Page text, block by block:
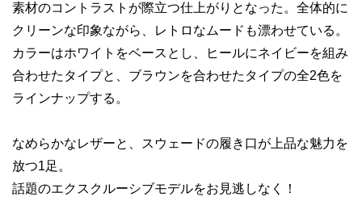
素材のコントラストが際立つ仕上がりとなった。全体的に
クリーンな印象ながら、レトロなムードも漂わせている。
カラーはホワイトをベースとし、ヒールにネイビーを組み
合わせたタイプと、ブラウンを合わせたタイプの全2色を
ラインナップする。
なめらかなレザーと、スウェードの履き口が上品な魅力を
放つ1足。
話題のエクスクルーシブモデルをお見逃しなく！